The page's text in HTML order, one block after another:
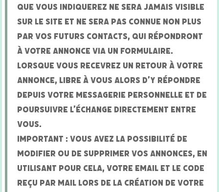
que vous indiquerez ne sera jamais visible
sur le site et ne sera pas connue non plus
par vos futurs contacts, qui répondront
à votre annonce via un formulaire.
Lorsque vous recevrez un retour à votre
annonce, libre à vous alors d’y répondre
depuis votre messagerie personnelle et de
poursuivre l’échange directement entre
vous.
Important : Vous avez la possibilité de
modifier ou de supprimer vos annonces, en
utilisant pour cela, votre email et le code
reçu par mail lors de la création de votre